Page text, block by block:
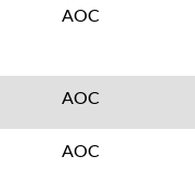
AOC
AOC
AOC